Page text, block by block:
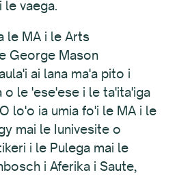
le vaega.
le MA i le Arts
George Mason
ai lana ma'a pito i
o le 'ese'ese i le ta'ita'iga
lo'o ia umia fo'i le MA i le
mai le Iunivesite o
i le Pulega mai le
i Aferika i Saute,